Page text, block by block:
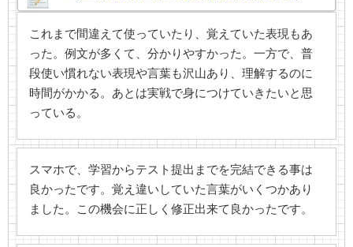
これまで間違えて使っていたり、覚えていた表現もあ
った。例文が多くて、分かりやすかった。一方で、普
段使い慣れない表現や言葉も沢山あり、理解するのに
時間がかかる。あとは実戦で身につけていきたいと思
っている。
スマホで、学習からテスト提出までを完結できる事は
良かったです。覚え違いしていた言葉がいくつかあり
ました。この機会に正しく修正出来て良かったです。